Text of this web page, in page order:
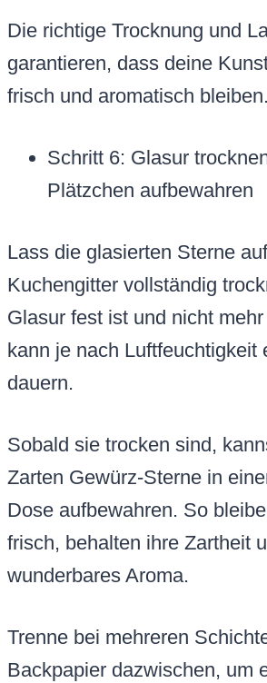
Die richtige Trocknung und
garantieren, dass deine
frisch und aromatisch bleiben.
Schritt 6: Glasur
Plätzchen aufbewahren
Lass die glasierten Sterne
Kuchengitter vollständig
Glasur fest ist und nicht
kann je nach Luftfeuchtigkeit
dauern.
Sobald sie trocken sind,
Zarten Gewürz-Sterne in
Dose aufbewahren. So
frisch, behalten ihre Zartheit
wunderbares Aroma.
Trenne bei mehreren
Backpapier dazwischen, um